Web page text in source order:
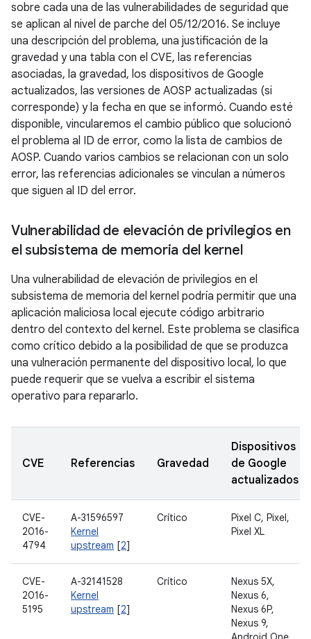
sobre cada una de las vulnerabilidades de seguridad que
se aplican al nivel de parche del 05/12/2016. Se incluye
una descripción del problema, una justificación de la
gravedad y una tabla con el CVE, las referencias
asociadas, la gravedad, los dispositivos de Google
actualizados, las versiones de AOSP actualizadas (si
corresponde) y la fecha en que se informó. Cuando esté
disponible, vincularemos el cambio público que solucionó
el problema al ID de error, como la lista de cambios de
AOSP. Cuando varios cambios se relacionan con un solo
error, las referencias adicionales se vinculan a números
que siguen al ID del error.
Vulnerabilidad de elevación de privilegios en
el subsistema de memoria del kernel
Una vulnerabilidad de elevación de privilegios en el
subsistema de memoria del kernel podría permitir que una
aplicación maliciosa local ejecute código arbitrario
dentro del contexto del kernel. Este problema se clasifica
como crítico debido a la posibilidad de que se produzca
una vulneración permanente del dispositivo local, lo que
puede requerir que se vuelva a escribir el sistema
operativo para repararlo.
CVE Referencias Gravedad
Dispositivos
de Google
actualizados
CVE-
2016-
4794
A-31596597
Kernel
upstream [2]
Crítico
Pixel C, Pixel,
Pixel XL
CVE-
2016-
5195
A-32141528
Kernel
upstream [2]
Crítico
Nexus 5X,
Nexus 6,
Nexus 6P,
Nexus 9,